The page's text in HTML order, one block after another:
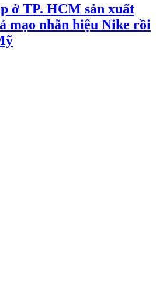
ở TP. HCM sản xuất
mạo nhãn hiệu Nike rồi